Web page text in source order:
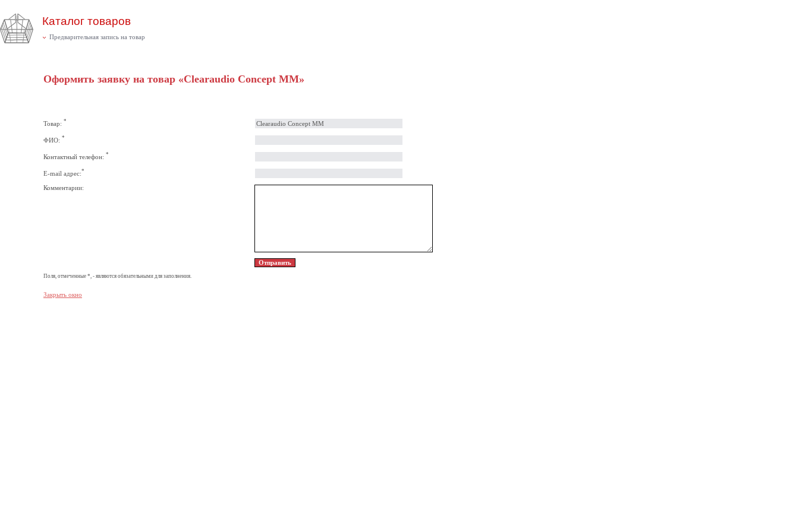
Каталог товаров
Предварительная запись на товар
Оформить заявку на товар «Clearaudio Concept MM»
Товар: *
ФИО: *
Контактный телефон: *
E-mail адрес:*
Комментарии:
Поля, отмеченные *, - являются обязательными для заполнения.
Закрыть окно